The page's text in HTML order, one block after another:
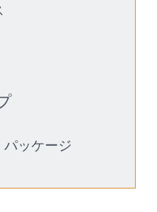
ッケージ